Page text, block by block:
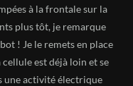
à la frontale sur la
plus tôt, je remarque
! Je le remets en place
est déjà loin et se
une activité électrique